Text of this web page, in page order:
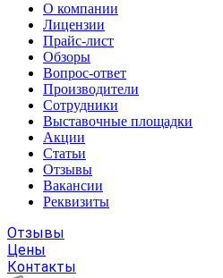
О компании
Лицензии
Прайс-лист
Обзоры
Вопрос-ответ
Производители
Сотрудники
Выставочные площадки
Акции
Статьи
Отзывы
Вакансии
Реквизиты
Отзывы
Цены
Контакты